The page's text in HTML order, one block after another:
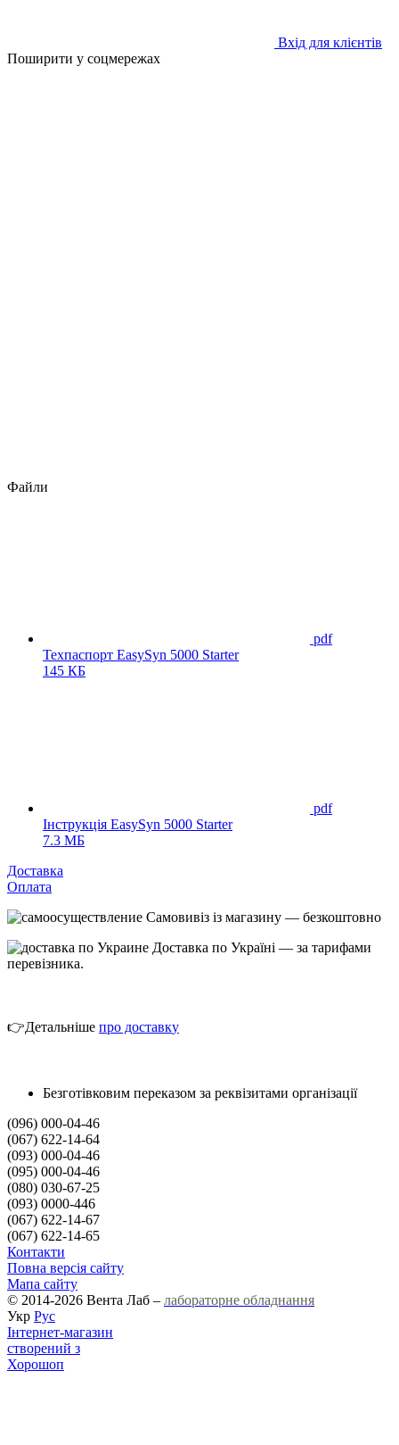
Вхід для клієнтів
Поширити у соцмережах
Файли
pdf
Техпаспорт EasySyn 5000 Starter
145 КБ
pdf
Інструкція EasySyn 5000 Starter
7.3 МБ
Доставка
Оплата
Самовивіз із магазину — безкоштовно
Доставка по Україні — за тарифами
перевізника.
👉Детальніше про доставку
Безготівковим переказом за реквізитами організації
(096) 000-04-46
(067) 622-14-64
(093) 000-04-46
(095) 000-04-46
(080) 030-67-25
(093) 0000-446
(067) 622-14-67
(067) 622-14-65
Контакти
Повна версія сайту
Мапа сайту
© 2014-2026 Вента Лаб – лабораторне обладнання
Укр Рус
Інтернет-магазин
створений з
Хорошоп